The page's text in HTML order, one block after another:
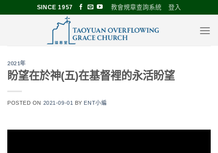
SINCE 1957 教會規章查詢系統 登入
2021年
盼望在於神(五)在基督裡的永活盼望
POSTED ON 2021-09-01 BY ENT小編